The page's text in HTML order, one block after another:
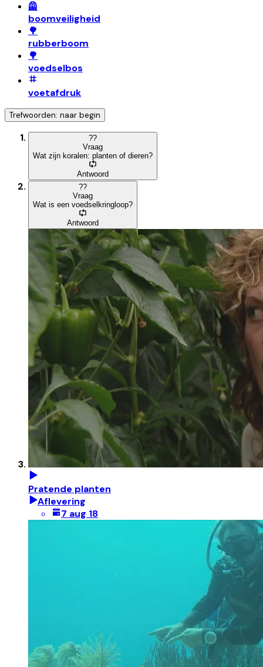
🦺
boomveiligheid
🌳
rubberboom
🌳
voedselbos
voetafdruk
Trefwoorden: naar begin
??
Vraag
Wat zijn koralen: planten of dieren?
Antwoord
??
Vraag
Wat is een voedselkringloop?
Antwoord
Pratende planten
Aflevering
7 aug 18